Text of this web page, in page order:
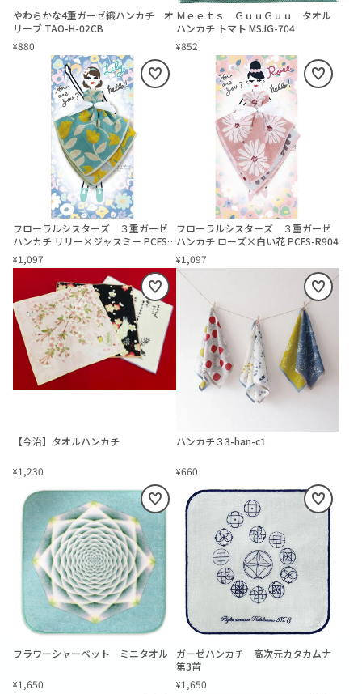
やわらかな4重ガーゼ織ハンカチ オ
リーブ TAO-H-02CB
¥880
Ｍｅｅｔｓ ＧｕｕＧｕｕ タオル
ハンカチ トマト MSJG-704
¥852
フローラルシスターズ ３重ガーゼ
ハンカチ リリー×ジャスミー PCFS-
R901
¥1,097
フローラルシスターズ ３重ガーゼ
ハンカチ ローズ×白い花 PCFS-R904
¥1,097
【今治】タオルハンカチ
¥1,230
ハンカチ３3-han-c1
¥660
フラワーシャーベット ミニタオル
¥1,650
ガーゼハンカチ 高次元カタカムナ
第3首
¥1,650